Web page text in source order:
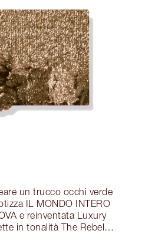
un trucco occhi verde
IL MONDO INTERO
e reinventata Luxury
in tonalità The Rebel…